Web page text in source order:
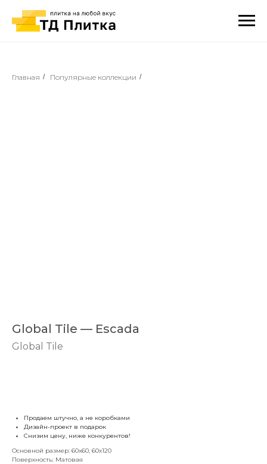
Главная / Популярные коллекции /
Global Tile — Escada
Global Tile
Продаем штучно, а не коробками
Дизайн-проект в подарок
Снизим цену, ниже конкурентов!
Основной размер: 60x60, 60x120
Поверхность: Матовая